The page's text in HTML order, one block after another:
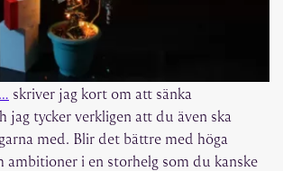
skriver jag kort om att sänka
jag tycker verkligen att du även ska
med. Blir det bättre med höga
ambitioner i en storhelg som du kanske